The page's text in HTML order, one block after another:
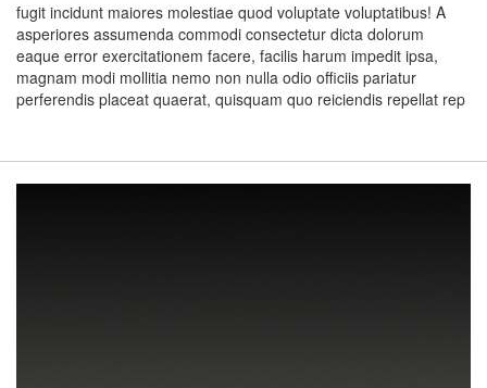
fugit incidunt maiores molestiae quod voluptate voluptatibus! A
asperiores assumenda commodi consectetur dicta dolorum
eaque error exercitationem facere, facilis harum impedit ipsa,
magnam modi mollitia nemo non nulla odio officiis pariatur
perferendis placeat quaerat, quisquam quo reiciendis repellat rep